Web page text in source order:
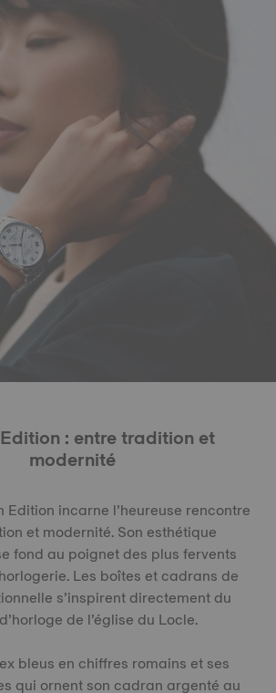
: entre tradition et
modernité
Edition incarne l’heureuse rencontre
et modernité. Son esthétique
fond au poignet des plus fervents
Les boîtes et cadrans de
s’inspirent directement du
de l’église du Locle.
bleus en chiffres romains et ses
qui ornent son cadran argenté au